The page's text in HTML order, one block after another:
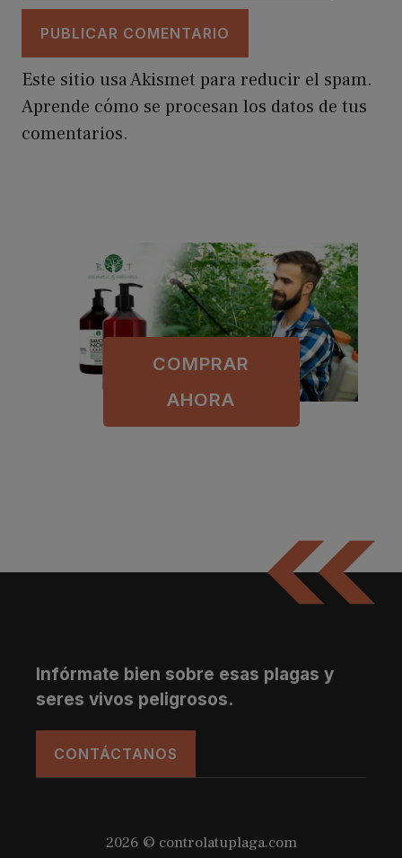
Este sitio usa Akismet para reducir el spam.
Aprende cómo se procesan los datos de tus
comentarios.
COMPRAR
AHORA
Infórmate bien sobre esas plagas y
seres vivos peligrosos.
CONTÁCTANOS
2026 © controlatuplaga.com